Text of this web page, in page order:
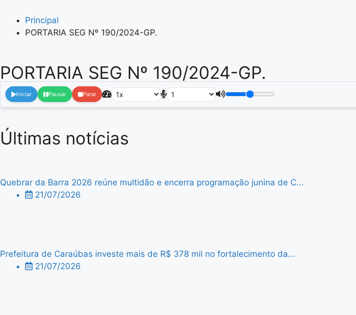
Principal
PORTARIA SEG Nº 190/2024-GP.
PORTARIA SEG Nº 190/2024-GP.
Iniciar Pausar Parar
Últimas notícias
Quebrar da Barra 2026 reúne multidão e encerra programação junina de C...
21/07/2026
Prefeitura de Caraúbas investe mais de R$ 378 mil no fortalecimento da...
21/07/2026